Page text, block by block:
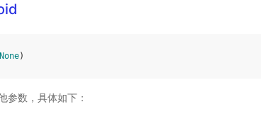
None)
参数，具体如下：